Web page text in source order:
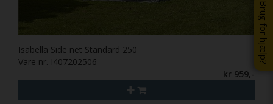
Brug for hjælp?
Isabella Side net Standard 250
Vare nr. I407202506
kr 959,-